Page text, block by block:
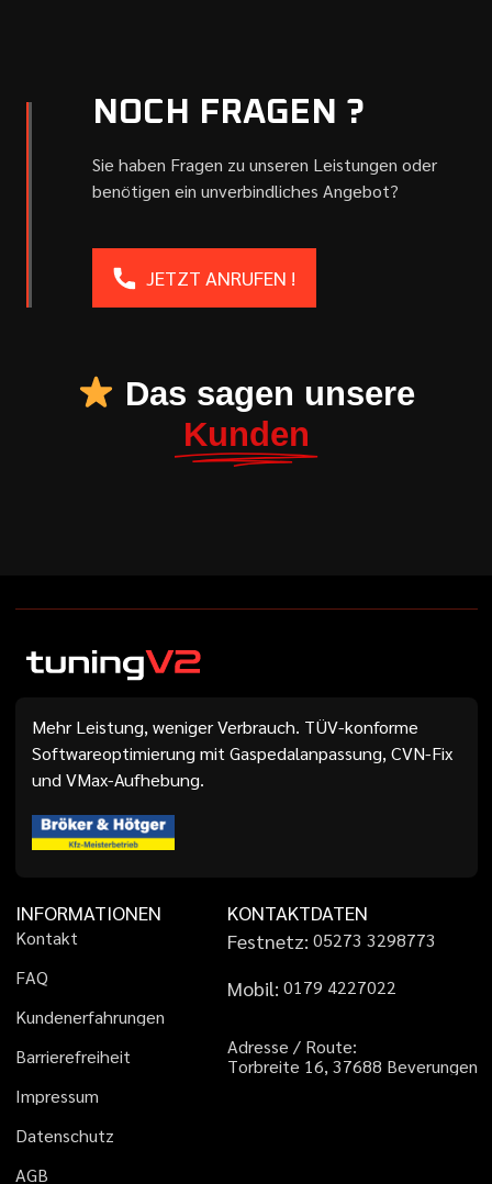
NOCH FRAGEN ?
Sie haben Fragen zu unseren Leistungen oder
benötigen ein unverbindliches Angebot?
JETZT ANRUFEN !
Das sagen unsere
Kunden
Mehr Leistung, weniger Verbrauch. TÜV-konforme
Softwareoptimierung mit Gaspedalanpassung, CVN-Fix
und VMax-Aufhebung.
INFORMATIONEN
Kontakt
FAQ
Kundenerfahrungen
Barrierefreiheit
Impressum
Datenschutz
AGB
KONTAKTDATEN
Festnetz: 05273 3298773
Mobil: 01 79 4227022
Adresse / Route:
Torbreite 16, 37688 Beverungen